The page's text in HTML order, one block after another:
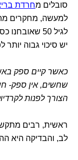
סובלים מחרדת
למעשה, מחקרים
לגיל 50 שאובחנו כסובלים מהתקפי חרדה או מ
יש סיכוי גבוה
כאשר קיים ספק
שחשים, אין ספק-
הצורך לפנות
ראשית, רבים
לב, והבדיקה היא